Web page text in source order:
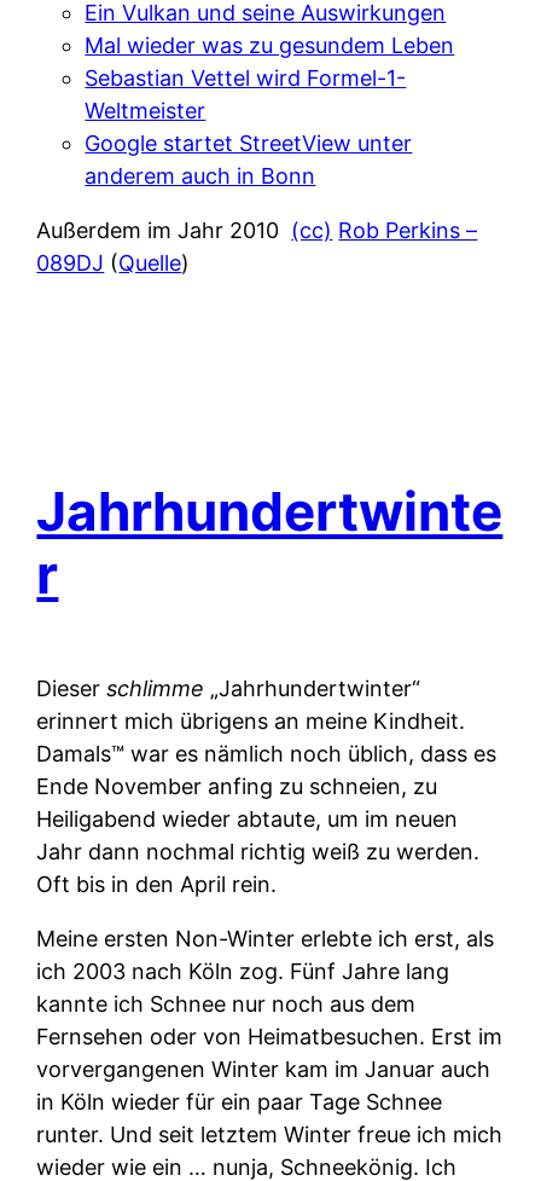
Ein Vulkan und seine Auswirkungen
Mal wieder was zu gesundem Leben
Sebastian Vettel wird Formel-1-
Weltmeister
Google startet StreetView unter
anderem auch in Bonn
Außerdem im Jahr 2010 (cc) Rob Perkins –
089DJ (Quelle)
Jahrhundertwinte
r
Dieserschlimme „Jahrhundertwinter“
erinnert mich übrigens an meine Kindheit.
Damals™ war es nämlich noch üblich, dass es
Ende November anfing zu schneien, zu
Heiligabend wieder abtaute, um im neuen
Jahr dann nochmal richtig weiß zu werden.
Oft bis in den April rein.
Meine ersten Non-Winter erlebte ich erst, als
ich 2003 nach Köln zog. Fünf Jahre lang
kannte ich Schnee nur noch aus dem
Fernsehen oder von Heimatbesuchen. Erst im
vorvergangenen Winter kam im Januar auch
in Köln wieder für ein paar Tage Schnee
runter. Und seit letztem Winter freue ich mich
wieder wie ein … nunja, Schneekönig. Ich